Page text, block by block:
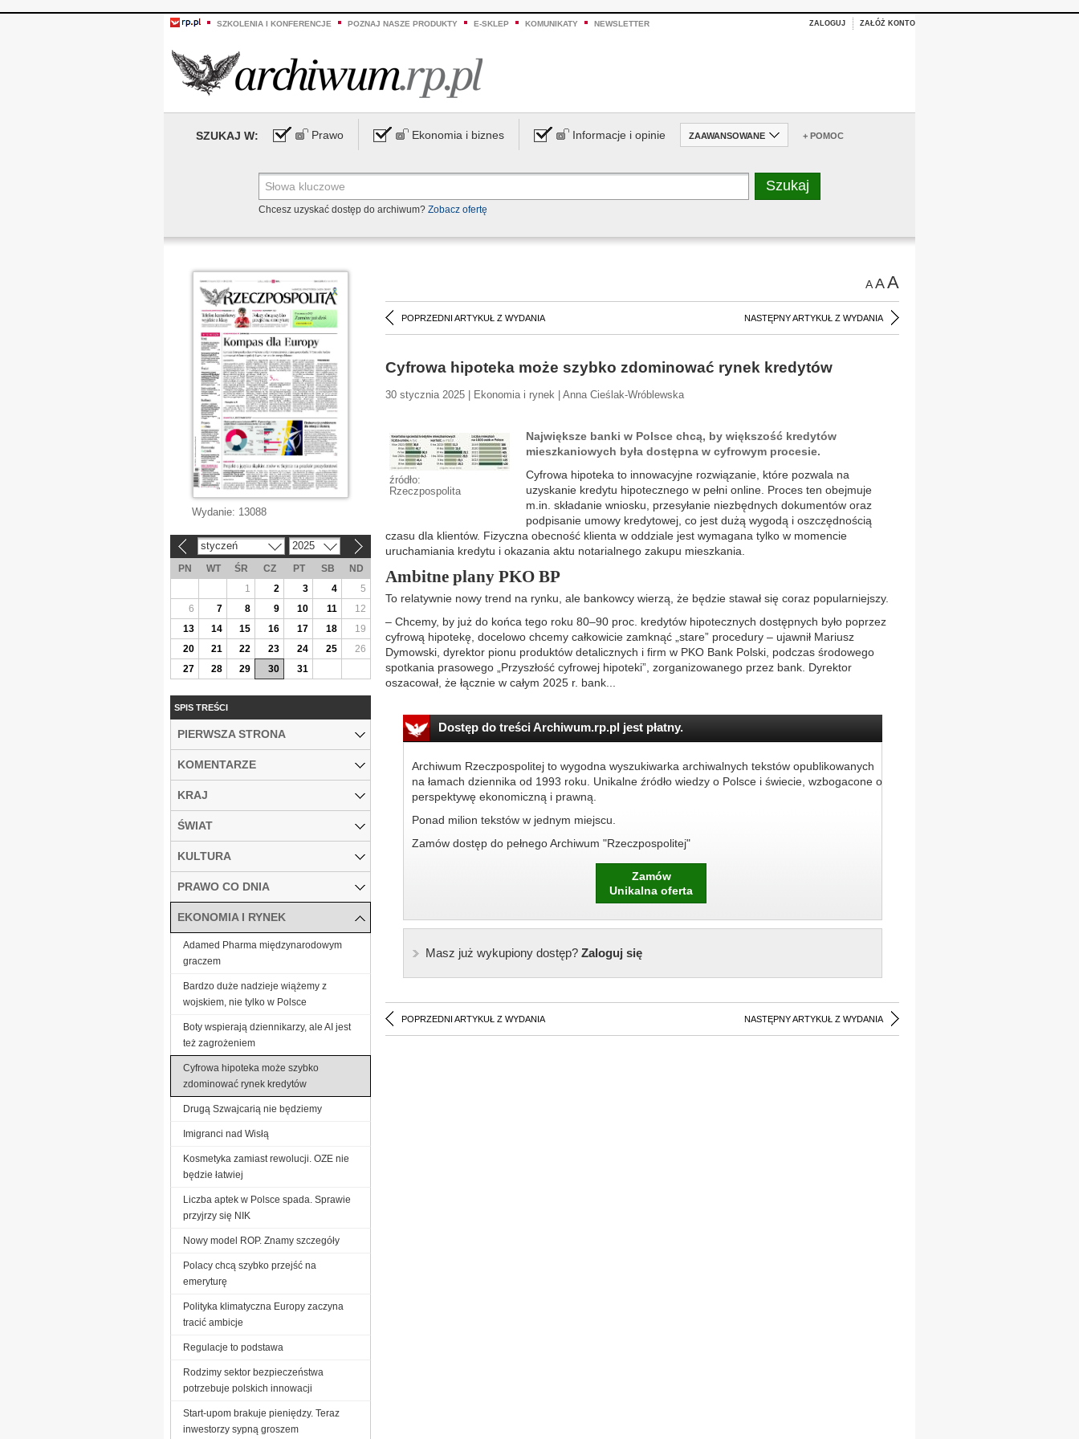
SZKOLENIA I KONFERENCJE POZNAJ NASZE PRODUKTY E-SKLEP KOMUNIKATY NEWSLETTER ZALOGUJ ZAŁÓŻ KONTO
SZUKAJ W: Prawo Ekonomia i biznes Informacje i opinie ZAAWANSOWANE + POMOC
Chcesz uzyskać dostęp do archiwum? Zobacz ofertę
AAA
POPRZEDNI ARTYKUŁ Z WYDANIA NASTĘPNY ARTYKUŁ Z WYDANIA
Cyfrowa hipoteka może szybko zdominować rynek kredytów
30 stycznia 2025 | Ekonomia i rynek | Anna Cieślak-Wróblewska
źródło:
Rzeczpospolita
Największe banki w Polsce chcą, by większość kredytów
mieszkaniowych była dostępna w cyfrowym procesie.
Cyfrowa hipoteka to innowacyjne rozwiązanie, które pozwala na
uzyskanie kredytu hipotecznego w pełni online. Proces ten obejmuje
m.in. składanie wniosku, przesyłanie niezbędnych dokumentów oraz
podpisanie umowy kredytowej, co jest dużą wygodą i oszczędnością
czasu dla klientów. Fizyczna obecność klienta w oddziale jest wymagana tylko w momencie
uruchamiania kredytu i okazania aktu notarialnego zakupu mieszkania.
Ambitne plany PKO BP
To relatywnie nowy trend na rynku, ale bankowcy wierzą, że będzie stawał się coraz popularniejszy.
– Chcemy, by już do końca tego roku 80–90 proc. kredytów hipotecznych dostępnych było poprzez
cyfrową hipotekę, docelowo chcemy całkowicie zamknąć „stare” procedury – ujawnił Mariusz
Dymowski, dyrektor pionu produktów detalicznych i firm w PKO Bank Polski, podczas środowego
spotkania prasowego „Przyszłość cyfrowej hipoteki”, zorganizowanego przez bank. Dyrektor
oszacował, że łącznie w całym 2025 r. bank...
Dostęp do treści Archiwum.rp.pl jest płatny.
Archiwum Rzeczpospolitej to wygodna wyszukiwarka archiwalnych tekstów opublikowanych
na łamach dziennika od 1993 roku. Unikalne źródło wiedzy o Polsce i świecie, wzbogacone o
perspektywę ekonomiczną i prawną.
Ponad milion tekstów w jednym miejscu.
Zamów dostęp do pełnego Archiwum "Rzeczpospolitej"
Zamów
Unikalna oferta
Masz już wykupiony dostęp?Zaloguj się
POPRZEDNI ARTYKUŁ Z WYDANIA NASTĘPNY ARTYKUŁ Z WYDANIA
Wydanie: 13088
styczeń 2025
PN WT ŚR CZ PT SB
ND
1
2 3 4
5
6
7 8 9 10 11
12
13
14 15 16 17 18
19
20
21 22 23 24 25
26
27
28 29 30 31
SPIS TREŚCI
PIERWSZA STRONA
KOMENTARZE
KRAJ
ŚWIAT
KULTURA
PRAWO CO DNIA
EKONOMIA I RYNEK
Adamed Pharma międzynarodowym
graczem
Bardzo duże nadzieje wiążemy z
wojskiem, nie tylko w Polsce
Boty wspierają dziennikarzy, ale AI jest
też zagrożeniem
Cyfrowa hipoteka może szybko
zdominować rynek kredytów
Drugą Szwajcarią nie będziemy
Imigranci nad Wisłą
Kosmetyka zamiast rewolucji. OZE nie
będzie łatwiej
Liczba aptek w Polsce spada. Sprawie
przyjrzy się NIK
Nowy model ROP. Znamy szczegóły
Polacy chcą szybko przejść na
emeryturę
Polityka klimatyczna Europy zaczyna
tracić ambicje
Regulacje to podstawa
Rodzimy sektor bezpieczeństwa
potrzebuje polskich innowacji
Start-upom brakuje pieniędzy. Teraz
inwestorzy sypną groszem